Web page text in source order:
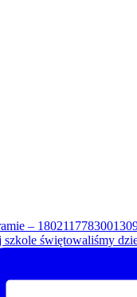
szkole świętowaliśmy